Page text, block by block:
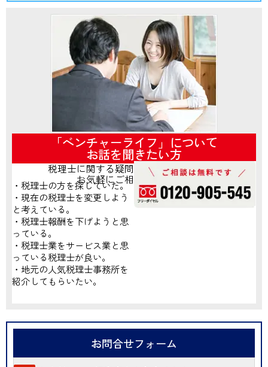
「ベンチャーライフ」について
お話を聞きたい方
税理士に関する疑問がございましたら、
お気軽にご相談ください！
・税理士の方を探していた。
・現在の税理士を変更しよう
と考えている。
・税理士報酬を下げようと思
っている。
・税理士業をサービス業と思
っている税理士が良い。
・地元の人気税理士事務所を
紹介してもらいたい。
お問合せフォーム